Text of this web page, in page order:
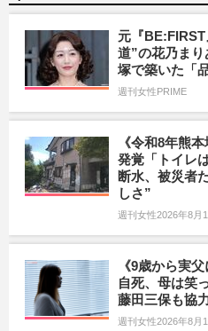
元『
道”の花乃ま
塚で築いた「
週刊女性PRIME
《令和8年熊
発覚「トイレ
断水、被災者
しさ”
週刊女性2026年8月
《9歳から実
自死、母は笑
藤田三保も協
週刊女性2026年8月